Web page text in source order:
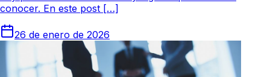
conocer. En este post […]
26 de enero de 2026